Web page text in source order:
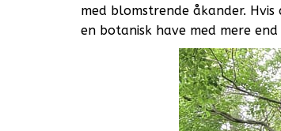
med blomstrende åkander.
en botanisk have med mere